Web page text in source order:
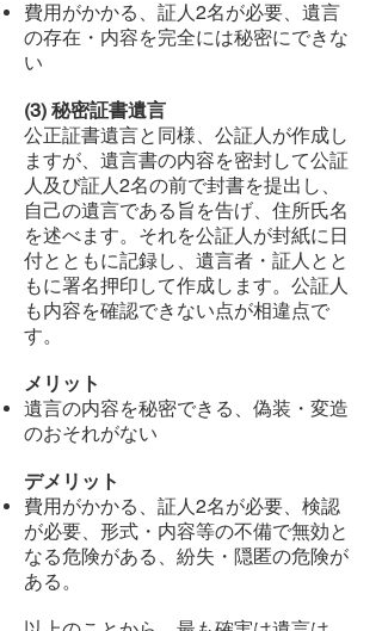
費用がかかる、証人2名が必要、遺言
の存在・内容を完全には秘密にできな
い
(3) 秘密証書遺言
公正証書遺言と同様、公証人が作成し
ますが、遺言書の内容を密封して公証
人及び証人2名の前で封書を提出し、
自己の遺言である旨を告げ、住所氏名
を述べます。それを公証人が封紙に日
付とともに記録し、遺言者・証人とと
もに署名押印して作成します。公証人
も内容を確認できない点が相違点で
す。
メリット
遺言の内容を秘密できる、偽装・変造
のおそれがない
デメリット
費用がかかる、証人2名が必要、検認
が必要、形式・内容等の不備で無効と
なる危険がある、紛失・隠匿の危険が
ある。